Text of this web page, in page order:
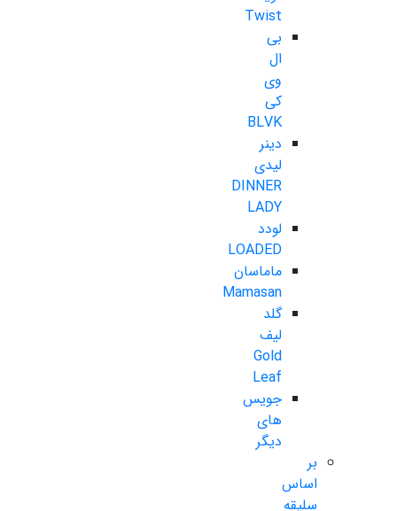
Twist
بی
ال
وی
کی
BLVK
دینر
لیدی
DINNER
LADY
لودد
LOADED
ماماسان
Mamasan
گلد
لیف
Gold
Leaf
جویس
های
دیگر
بر
اساس
سلیقه